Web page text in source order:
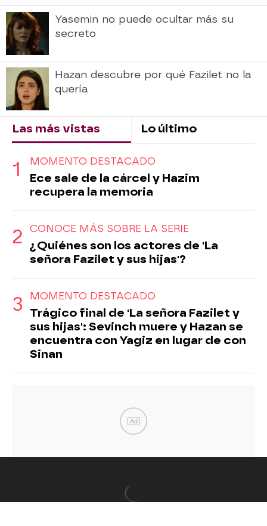
Yasemin no puede ocultar más su
secreto
Hazan descubre por qué Fazilet no la
quería
Las más vistas Lo último
MOMENTO DESTACADO
Ece sale de la cárcel y Hazim
recupera la memoria
CONOCE MÁS SOBRE LA SERIE
¿Quiénes son los actores de 'La
señora Fazilet y sus hijas'?
MOMENTO DESTACADO
Trágico final de 'La señora Fazilet y
sus hijas': Sevinch muere y Hazan se
encuentra con Yagiz en lugar de con
Sinan
Ad